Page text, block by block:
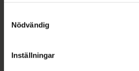
återkalla ditt samtycke via
cookieinställningar. Ett återkallat
lagligheten av behandling som
Nödvändig
Inställningar
Bipacksedel från FASS